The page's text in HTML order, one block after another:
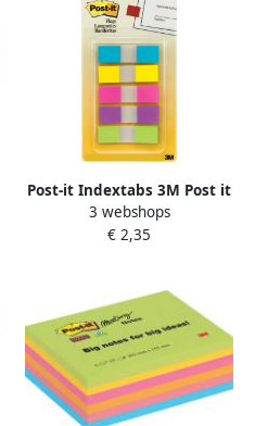
Post-it Indextabs 3M Post it
6835 11.9x43.1mm 3+2
gratis assorti
3 webshops
€ 2,35